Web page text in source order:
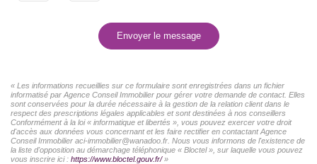
Envoyer le message
« Les informations recueillies sur ce formulaire sont enregistrées dans un fichier
informatisé par Agence Conseil Immobilier pour gérer votre demande de contact. Elles
sont conservées pour la durée nécessaire à la gestion de la relation client dans le
respect des prescriptions légales applicables et sont destinées à nos conseillers
Conformément à la loi « informatique et libertés », vous pouvez exercer votre droit
d'accès aux données vous concernant et les faire rectifier en contactant Agence
Conseil Immobilier aci-immobilier@wanadoo.fr. Nous vous informons de l'existence de
la liste d'opposition au démarchage téléphonique « Bloctel », sur laquelle vous pouvez
vous inscrire ici : https://www.bloctel.gouv.fr/»